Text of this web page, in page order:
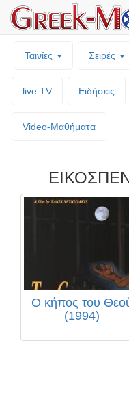
Ταινίες Σειρές
live TV Ειδήσεις
Video-Mαθήματα
Ο κήπος του
(1994)